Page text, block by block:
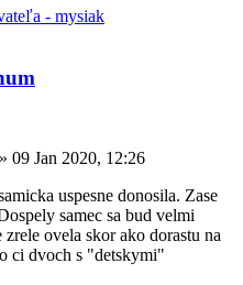
- mysiak
» 09 Jan 2020, 12:26
uspesne donosila. Zase
samec sa bud velmi
ovela skor ako dorastu na
ci dvoch s "detskymi"